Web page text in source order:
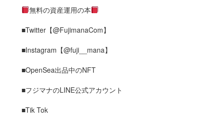
無料の資産運用の本
■Twitter【@FujimanaCom】
■Instagram【@fuji__mana】
■OpenSea出品中のNFT
■フジマナのLINE公式アカウント
■Tik Tok